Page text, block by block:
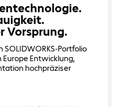
Vorsprung.
Portfolio
Entwicklung,
hochpräziser